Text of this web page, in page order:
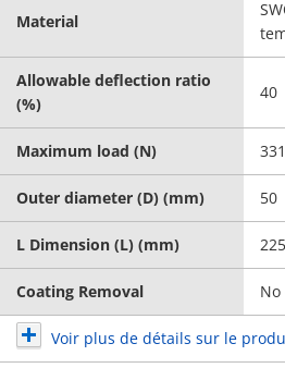
Material
Allowable deflection ratio
(%)
40
Maximum load (N)
Outer diameter (D) (mm) 50
L Dimension (L) (mm) 225
Coating Removal
Voir plus de détails sur le